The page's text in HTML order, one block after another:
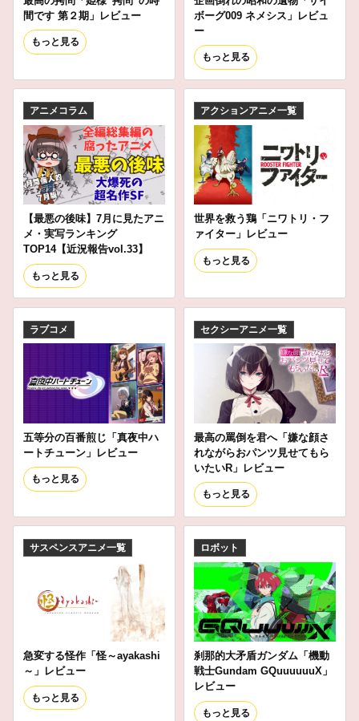
間です 第２期」レビュー
もっと見る
ボーグ009 ネメシス」レビュ
ー
もっと見る
アニメコラム
【最悪の後味】7月に見たアニ
メ・実写ランキング
TOP14【近況報告vol.33】
もっと見る
アクションアニメ一覧
世界を救う鶏「ニワトリ・フ
ァイター」レビュー
もっと見る
ラブコメ
五等分の百番煎じ「真夜中ハ
ートチューン」レビュー
もっと見る
セクシーアニメ一覧
最高の罵倒を君へ「嫌な顔さ
れながらおパンツ見せてもら
いたいR」レビュー
もっと見る
サスペンスアニメ一覧
急変する怪作「怪～ayakashi
～」レビュー
もっと見る
ロボット
刹那的大矛盾ガンダム「機動
戦士Gundam GQuuuuuuX」
レビュー
もっと見る